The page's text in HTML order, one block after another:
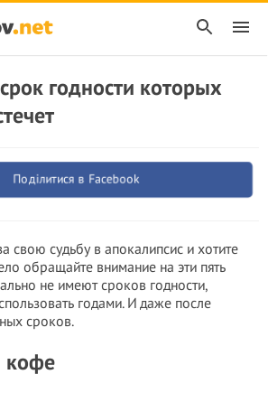
годности которых
Поділитися в Facebook
свою судьбу в апокалипсис и хотите
обращайте внимание на эти пять
не имеют сроков годности,
годами. И даже после
сроков.
кофе